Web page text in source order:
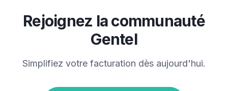
Rejoignez la communauté
Gentel
Simplifiez votre facturation dès aujourd'hui.